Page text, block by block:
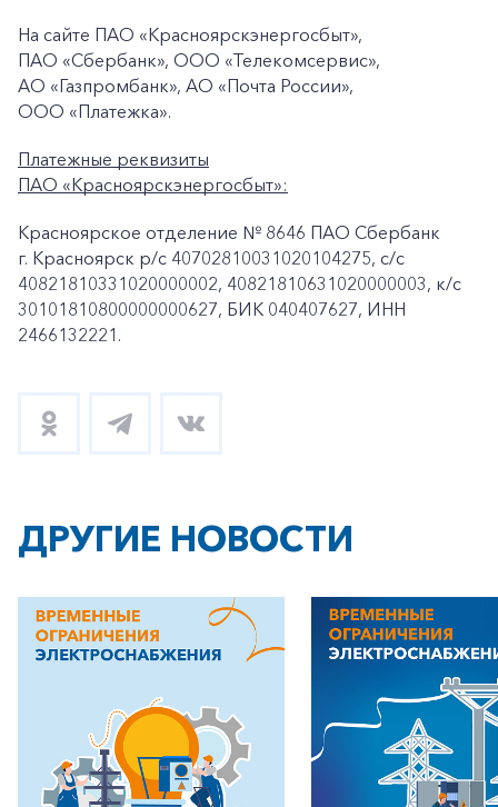
+7-800-700-24-57
Частным клиентам
На сайте ПАО «Красноярскэнергосбыт»,
ПАО «Сбербанк», ООО «Телекомсервис»,
АО «Газпромбанк», АО «Почта России»,
ООО «Платежка».
Платежные реквизиты
ПАО «Красноярскэнергосбыт»:
Красноярское отделение № 8646 ПАО Сбербанк
г. Красноярск p/c 40702810031020104275, с/с
40821810331020000002, 40821810631020000003, к/c
30101810800000000627, БИК 040407627, ИНН
2466132221.
ДРУГИЕ НОВОСТИ